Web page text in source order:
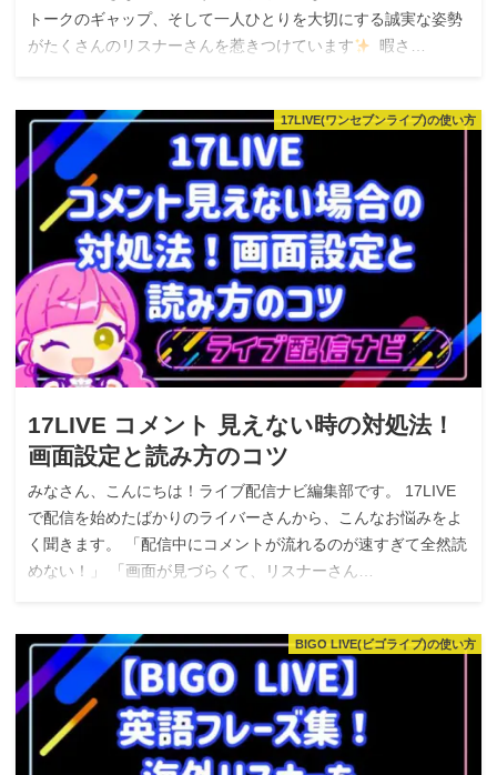
トークのギャップ、そして一人ひとりを大切にする誠実な姿勢
がたくさんのリスナーさんを惹きつけています
暇さ…
17LIVE(ワンセブンライブ)の使い方
17LIVE コメント 見えない時の対処法！
画面設定と読み方のコツ
みなさん、こんにちは！ライブ配信ナビ編集部です。 17LIVE
で配信を始めたばかりのライバーさんから、こんなお悩みをよ
く聞きます。 「配信中にコメントが流れるのが速すぎて全然読
めない！」 「画面が見づらくて、リスナーさん…
BIGO LIVE(ビゴライブ)の使い方